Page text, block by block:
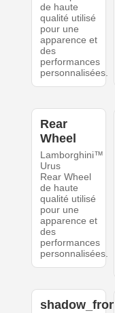
de haute
qualité utilisé
pour une
apparence et
des
performances
personnalisées.
Rear
Wheel
Lamborghini™
Urus
Rear Wheel
de haute
qualité utilisé
pour une
apparence et
des
performances
personnalisées.